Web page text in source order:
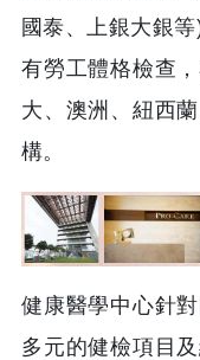
國泰、上銀大銀
有勞工體格檢查
大、澳洲、紐西
構。
健康醫學中心針
多元的健檢項目